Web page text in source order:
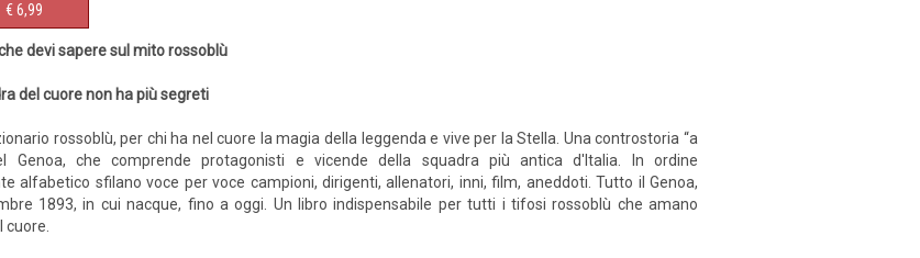
€ 6,99
devi sapere sul mito rossoblù
del cuore non ha più segreti
rossoblù, per chi ha nel cuore la magia della leggenda e vive per la Stella. Una controstoria “a
Genoa, che comprende protagonisti e vicende della squadra più antica d'Italia. In ordine
alfabetico sfilano voce per voce campioni, dirigenti, allenatori, inni, film, aneddoti. Tutto il Genoa,
1893, in cui nacque, fino a oggi. Un libro indispensabile per tutti i tifosi rossoblù che amano